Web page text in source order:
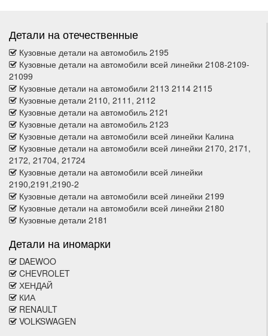
Детали на отечественные
Кузовные детали на автомобиль 2195
Кузовные детали на автомобили всей линейки 2108-2109-
21099
Кузовные детали на автомобили 2113 2114 2115
Кузовные детали 2110, 2111, 2112
Кузовные детали на автомобиль 2121
Кузовные детали на автомобиль 2123
Кузовные детали на автомобили всей линейки Калина
Кузовные детали на автомобили всей линейки 2170, 2171,
2172, 21704, 21724
Кузовные детали на автомобили всей линейки
2190,2191,2190-2
Кузовные детали на автомобили всей линейки 2199
Кузовные детали на автомобили всей линейки 2180
Кузовные детали 2181
Детали на иномарки
DAEWOO
CHEVROLET
ХЕНДАЙ
КИА
RENAULT
VOLKSWAGEN